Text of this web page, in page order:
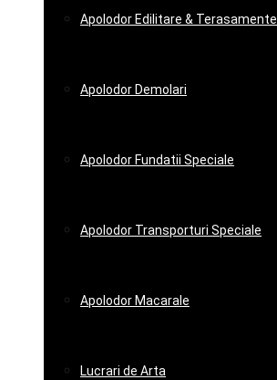
Apolodor Edilitare & Terasamente
Apolodor Demolari
Apolodor Fundatii Speciale
Apolodor Transporturi Speciale
Apolodor Macarale
Lucrari de Arta